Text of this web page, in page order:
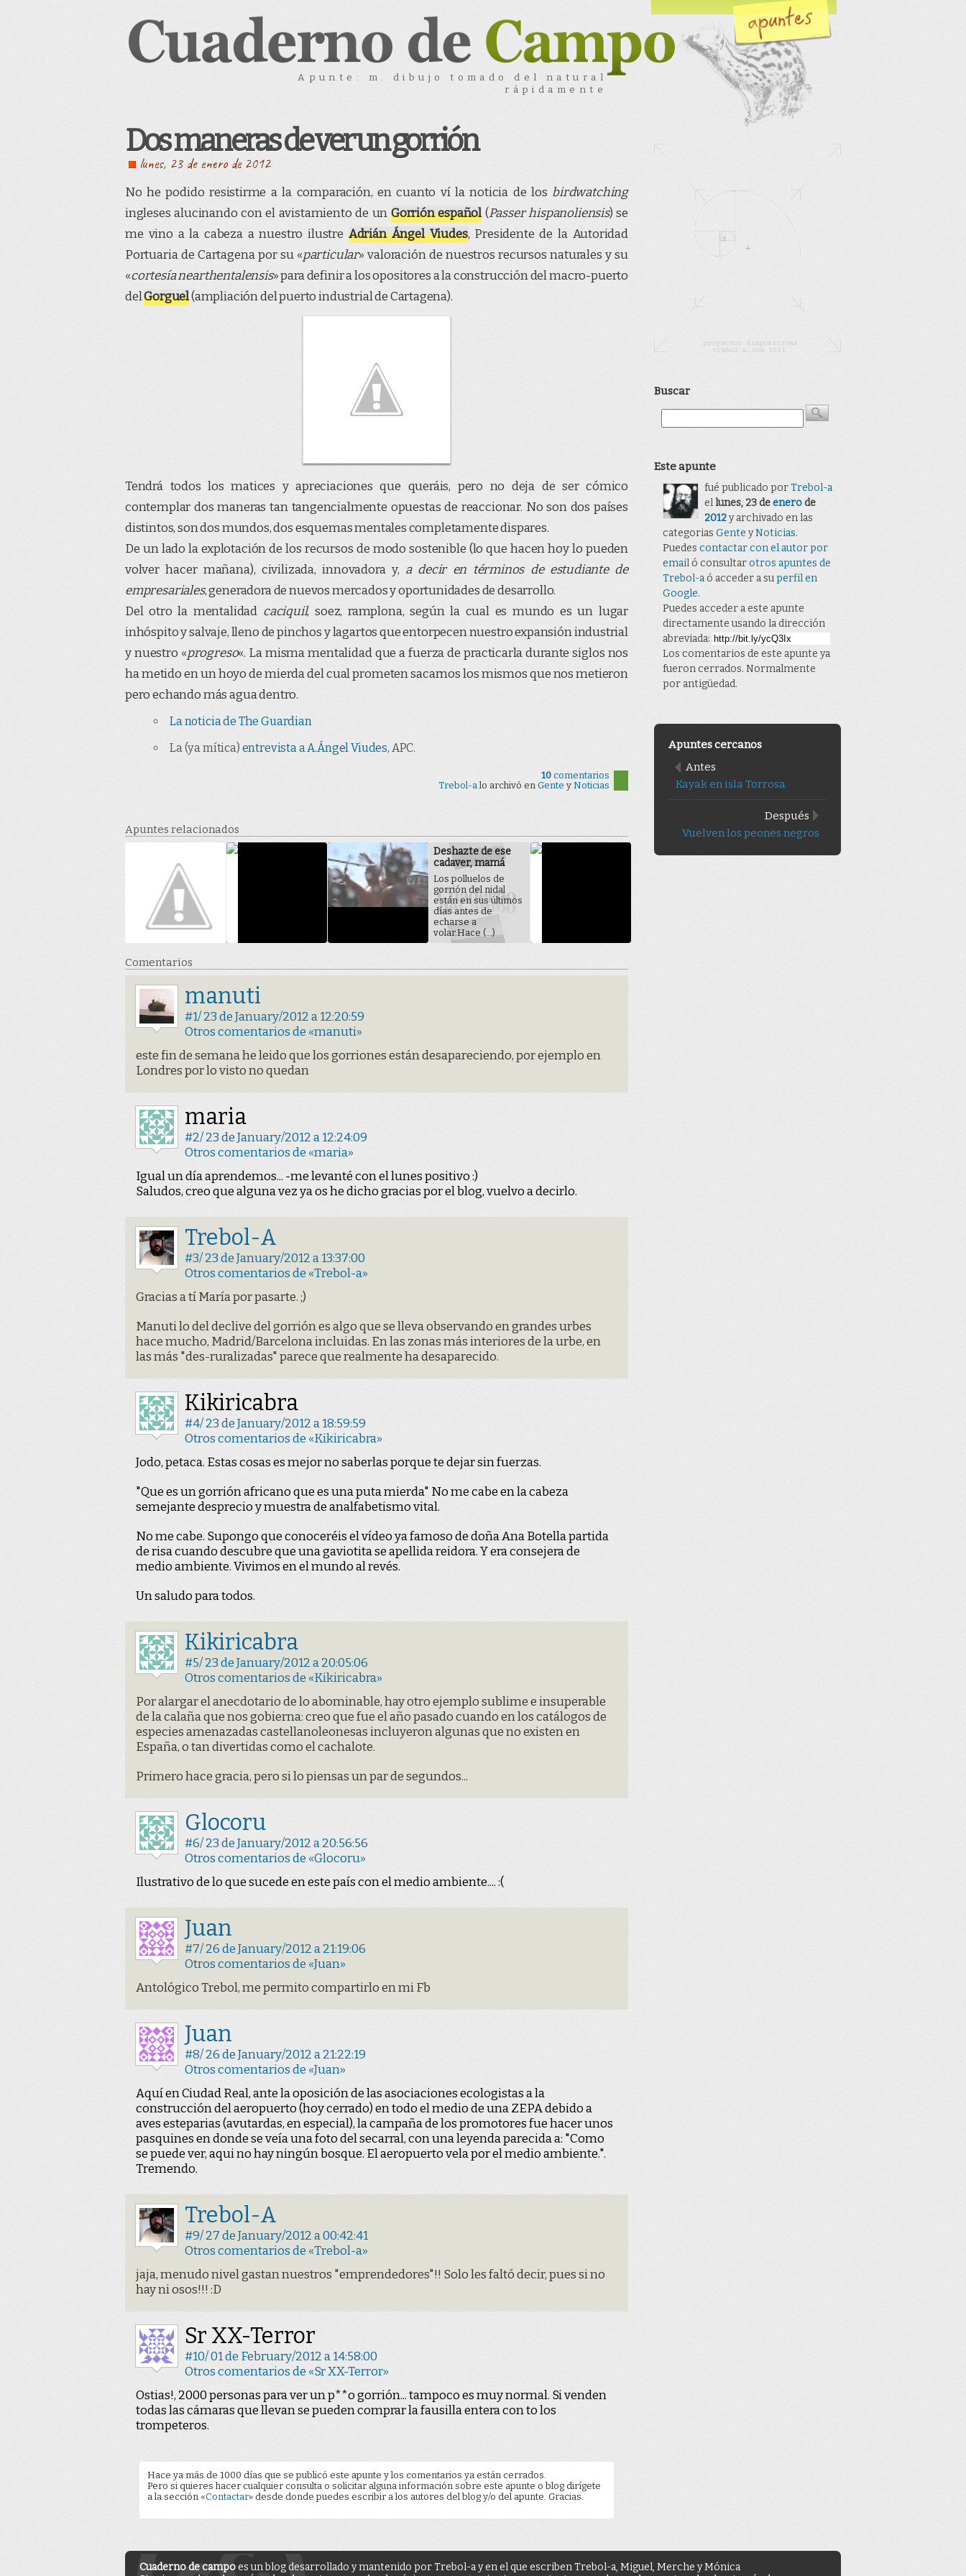
Apunte: m. dibujo tomado del natural
rápidamente
Dos maneras de ver un gorrión
lunes, 23 de enero de 2012
No he podido resistirme a la comparación, en cuanto ví la noticia de los birdwatching
ingleses alucinando con el avistamiento de un Gorrión español(Passer hispanoliensis) se
me vino a la cabeza a nuestro ilustre Adrián Ángel Viudes, Presidente de la Autoridad
Portuaria de Cartagena por su «particular» valoración de nuestros recursos naturales y su
«cortesía nearthentalensis» para definir a los opositores a la construcción del macro-puerto
delGorguel(ampliación del puerto industrial de Cartagena).
Tendrá todos los matices y apreciaciones que queráis, pero no deja de ser cómico
contemplar dos maneras tan tangencialmente opuestas de reaccionar. No son dos países
distintos, son dos mundos, dos esquemas mentales completamente dispares.
De un lado la explotación de los recursos de modo sostenible (lo que hacen hoy lo pueden
volver hacer mañana), civilizada, innovadora y, a decir en términos de estudiante de
empresariales, generadora de nuevos mercados y oportunidades de desarrollo.
Del otro la mentalidad caciquil, soez, ramplona, según la cual es mundo es un lugar
inhóspito y salvaje, lleno de pinchos y lagartos que entorpecen nuestro expansión industrial
y nuestro «progreso«. La misma mentalidad que a fuerza de practicarla durante siglos nos
ha metido en un hoyo de mierda del cual prometen sacarnos los mismos que nos metieron
pero echando más agua dentro.
La noticia de The Guardian
La (ya mítica) entrevista a A.Ángel Viudes, APC.
10 comentarios
Trebol-a lo archivó en Gente y Noticias
Apuntes relacionados
Deshazte de ese
cadaver, mamá
Los polluelos de
gorrión del nidal
están en sus últimos
días antes de
echarse a
volar.Hace (...)
Comentarios
Manuti
#1/ 23 de January/2012 a 12:20:59
Otros comentarios de «manuti»
este fin de semana he leido que los gorriones están desapareciendo, por ejemplo en
Londres por lo visto no quedan
Maria
#2/ 23 de January/2012 a 12:24:09
Otros comentarios de «maria»
Igual un día aprendemos... -me levanté con el lunes positivo :)
Saludos, creo que alguna vez ya os he dicho gracias por el blog, vuelvo a decirlo.
Trebol-A
#3/ 23 de January/2012 a 13:37:00
Otros comentarios de «Trebol-a»
Gracias a tí María por pasarte. ;)
Manuti lo del declive del gorrión es algo que se lleva observando en grandes urbes
hace mucho, Madrid/Barcelona incluidas. En las zonas más interiores de la urbe, en
las más "des-ruralizadas" parece que realmente ha desaparecido.
Kikiricabra
#4/ 23 de January/2012 a 18:59:59
Otros comentarios de «Kikiricabra»
Jodo, petaca. Estas cosas es mejor no saberlas porque te dejar sin fuerzas.
"Que es un gorrión africano que es una puta mierda" No me cabe en la cabeza
semejante desprecio y muestra de analfabetismo vital.
No me cabe. Supongo que conoceréis el vídeo ya famoso de doña Ana Botella partida
de risa cuando descubre que una gaviotita se apellida reidora. Y era consejera de
medio ambiente. Vivimos en el mundo al revés.
Un saludo para todos.
Kikiricabra
#5/ 23 de January/2012 a 20:05:06
Otros comentarios de «Kikiricabra»
Por alargar el anecdotario de lo abominable, hay otro ejemplo sublime e insuperable
de la calaña que nos gobierna: creo que fue el año pasado cuando en los catálogos de
especies amenazadas castellanoleonesas incluyeron algunas que no existen en
España, o tan divertidas como el cachalote.
Primero hace gracia, pero si lo piensas un par de segundos...
Glocoru
#6/ 23 de January/2012 a 20:56:56
Otros comentarios de «Glocoru»
Ilustrativo de lo que sucede en este país con el medio ambiente.... :(
Juan
#7/ 26 de January/2012 a 21:19:06
Otros comentarios de «Juan»
Antológico Trebol, me permito compartirlo en mi Fb
Juan
#8/ 26 de January/2012 a 21:22:19
Otros comentarios de «Juan»
Aquí en Ciudad Real, ante la oposición de las asociaciones ecologistas a la
construcción del aeropuerto (hoy cerrado) en todo el medio de una ZEPA debido a
aves esteparias (avutardas, en especial), la campaña de los promotores fue hacer unos
pasquines en donde se veía una foto del secarral, con una leyenda parecida a: "Como
se puede ver, aqui no hay ningún bosque. El aeropuerto vela por el medio ambiente.".
Tremendo.
Trebol-A
#9/ 27 de January/2012 a 00:42:41
Otros comentarios de «Trebol-a»
jaja, menudo nivel gastan nuestros "emprendedores"!! Solo les faltó decir, pues si no
hay ni osos!!! :D
Sr XX-Terror
#10/ 01 de February/2012 a 14:58:00
Otros comentarios de «Sr XX-Terror»
Ostias!, 2000 personas para ver un p**o gorrión... tampoco es muy normal. Si venden
todas las cámaras que llevan se pueden comprar la fausilla entera con to los
trompeteros.
Hace ya más de 1000 días que se publicó este apunte y los comentarios ya están cerrados.
Pero si quieres hacer cualquier consulta o solicitar alguna información sobre este apunte o blog dirígete
a la sección «Contactar» desde donde puedes escribir a los autores del blog y/o del apunte. Gracias.
Buscar
Este apunte
fué publicado porTrebol-a
ellunes, 23 deenerode
2012y archivado en las
categorias Gente yNoticias.
Puedes contactar con el autor por
email ó consultarotros apuntes de
Trebol-aó acceder a superfil en
Google.
Puedes acceder a este apunte
directamente usando la dirección
abreviada:
Los comentarios de este apunte ya
fueron cerrados. Normalmente
por antigüedad.
Apuntes cercanos
Antes
Kayak en isla Torrosa
Después
Vuelven los peones negros
Cuaderno de campoes un blog desarrollado y mantenido por Trebol-a y en el que escriben Trebol-a, Miguel, Merche y Mónica